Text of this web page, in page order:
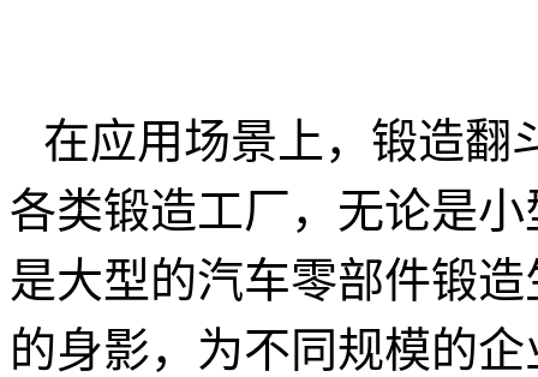
在应用场景上，锻造翻
各类锻造工厂，无论是
是大型的汽车零部件锻
的身影，为不同规模的